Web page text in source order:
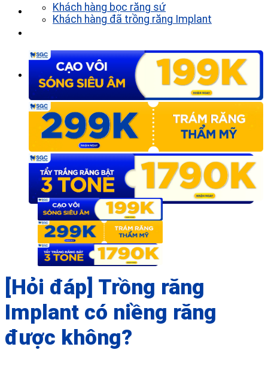
Khách hàng bọc răng sứ
Khách hàng đã trồng răng Implant
[Hỏi đáp] Trồng răng
Implant có niềng răng
được không?